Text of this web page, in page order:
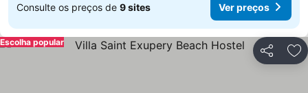
Consulte os preços de 9 sites Ver preços
Partilhar
Escolha popular